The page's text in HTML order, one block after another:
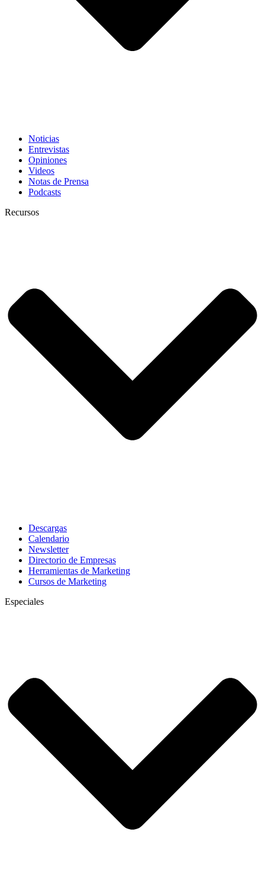
Noticias
Entrevistas
Opiniones
Videos
Notas de Prensa
Podcasts
Recursos
Descargas
Calendario
Newsletter
Directorio de Empresas
Herramientas de Marketing
Cursos de Marketing
Especiales